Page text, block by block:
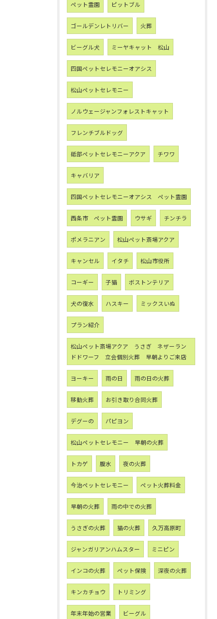
ペット霊園 ピットブル
ゴールデンレトリバー 火葬
ビーグル犬 ミーヤキャット 松山
四国ペットセレモニーオアシス
松山ペットセレモニー
ノルウェージャンフォレストキャット
フレンチブルドッグ
砥部ペットセレモニーアクア チワワ
キャバリア
四国ペットセレモニーオアシス ペット霊園
西条市 ペット霊園 ウサギ チンチラ
ポメラニアン 松山ペット斎場アクア
キャンセル イタチ 松山市役所
コーギー 子猫 ボストンテリア
犬の復水 ハスキー ミックスいぬ
プラン紹介
松山ペット斎場アクア うさぎ ネザーラン
ドドワーフ 立会個別火葬 早朝よりご来店
ヨーキー 雨の日 雨の日の火葬
移動火葬 お引き取り合同火葬
デグーの パピヨン
松山ペットセレモニー 早朝の火葬
トカゲ 腹水 夜の火葬
今治ペットセレモニー ペット火葬料金
早朝の火葬 雨の中での火葬
うさぎの火葬 猫の火葬 久万高原町
ジャンガリアンハムスター ミニピン
インコの火葬 ペット保険 深夜の火葬
キンカチョウ トリミング
年末年始の営業 ビーグル